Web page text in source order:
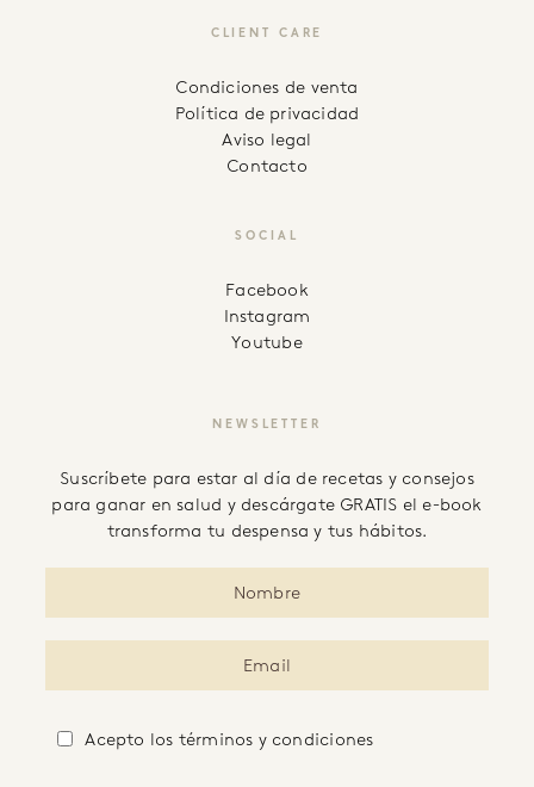
CLIENT CARE
Condiciones de venta
Política de privacidad
Aviso legal
Contacto
SOCIAL
facebook
instagram
youtube
NEWSLETTER
Suscríbete para estar al día de recetas y consejos
para ganar en salud y descárgate GRATIS el e-book
transforma tu despensa y tus hábitos.
Acepto los términos y condiciones